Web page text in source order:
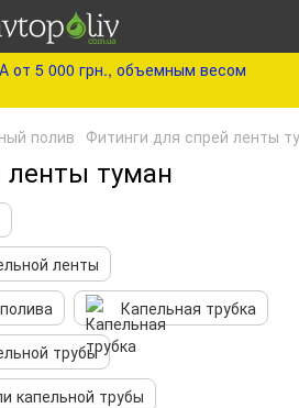
5 000 грн., объемным весом
полив Фитинги для спрей ленты
туман
ленты
Капельная трубка
трубы
капельной трубы